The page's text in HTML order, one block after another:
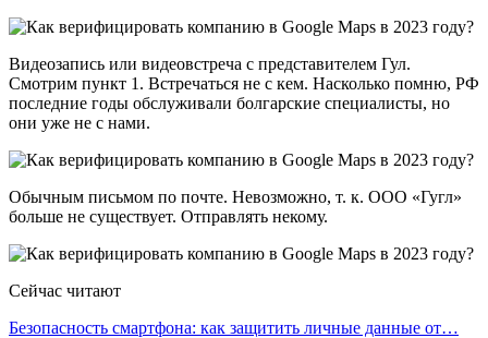
Видеозапись или видеовстреча с представителем Гул.
Смотрим пункт 1. Встречаться не с кем. Насколько помню, РФ
последние годы обслуживали болгарские специалисты, но
они уже не с нами.
Обычным письмом по почте. Невозможно, т. к. ООО «Гугл»
больше не существует. Отправлять некому.
Сейчас читают
Безопасность смартфона: как защитить личные данные от…